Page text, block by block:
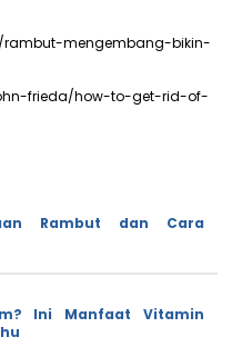
mengembang-bikin-
frieda/how-to-get-rid-of-
Rambut dan Cara
Ini Manfaat Vitamin